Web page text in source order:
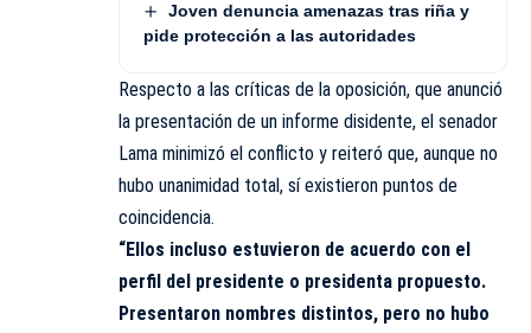
Joven denuncia amenazas tras riña y
pide protección a las autoridades
Respecto a las críticas de la oposición, que anunció
la presentación de un informe disidente, el senador
Lama minimizó el conflicto y reiteró que, aunque no
hubo unanimidad total, sí existieron puntos de
coincidencia.
“Ellos incluso estuvieron de acuerdo con el
perfil del presidente o presidenta propuesto.
Presentaron nombres distintos, pero no hubo